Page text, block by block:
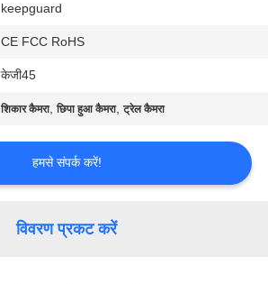
keepguard
CE FCC RoHS
केजी45
शिकार कैमरा,छिपा हुआ कैमरा,ट्रेल कैमरा
हमसे संपर्क करें!
विवरण प्रकट करें